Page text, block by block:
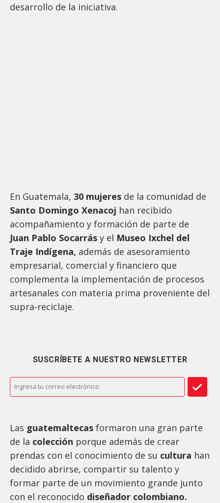
desarrollo de la iniciativa.
En Guatemala, 30 mujeres de la comunidad de
Santo Domingo Xenacoj han recibido
acompañamiento y formación de parte de
Juan Pablo Socarrás y el Museo Ixchel del
Traje Indígena, además de asesoramiento
empresarial, comercial y financiero que
complementa la implementación de procesos
artesanales con materia prima proveniente del
supra-reciclaje.
SUSCRÍBETE A NUESTRO NEWSLETTER
Las guatemaltecas formaron una gran parte
de la colección porque además de crear
prendas con el conocimiento de su cultura han
decidido abrirse, compartir su talento y
formar parte de un movimiento grande junto
con el reconocido diseñador colombiano.